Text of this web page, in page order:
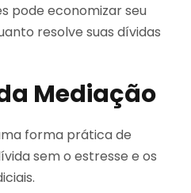
pode economizar seu
resolve suas dívidas
Mediação
forma prática de
sem o estresse e os